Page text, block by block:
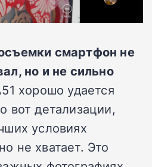
смартфон не
но и не сильно
хорошо удается
вот детализации,
условиях
не хватает. Это